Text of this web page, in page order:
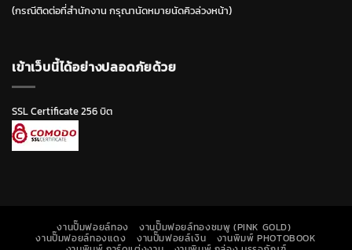
(กรณีติดต่อที่สำนักงาน กรุณานัดหมายนัดคิวล่วงหน้า)
เข้าเว็บนี้ได้อย่างปลอดภัยด้วย
SSL Certificate 256 บิต
งานปั๊มฟอยล์ทอง งานปั๊มฟอยล์ทองชมพู (PINK GOLD)
งานปั๊มฟอยล์ทองแดง งานปั๊มฟอยล์เงิน งานพิมพ์ PHOTOBOOK